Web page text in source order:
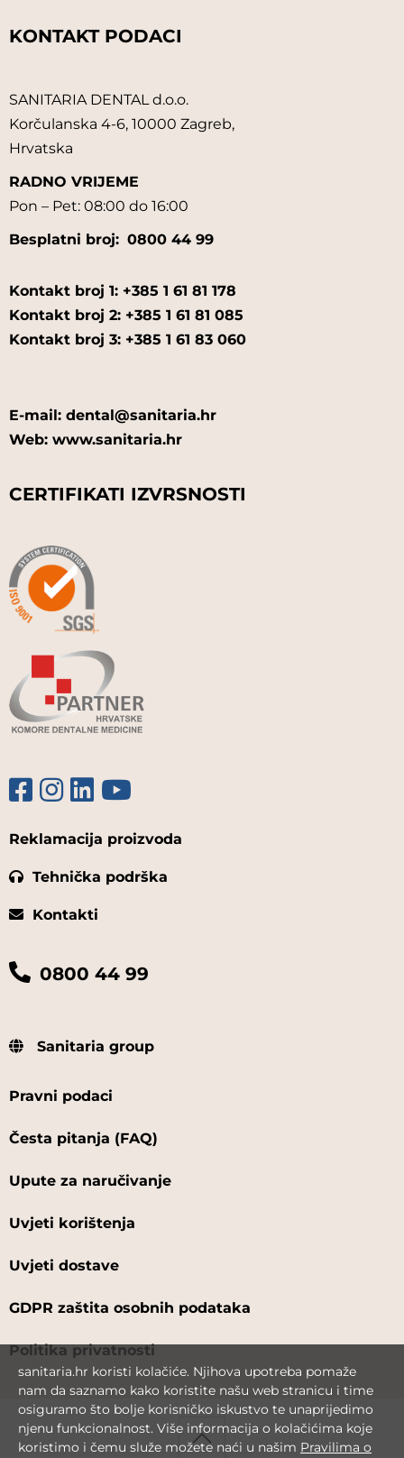
KONTAKT PODACI
SANITARIA DENTAL d.o.o.
Korčulanska 4-6, 10000 Zagreb,
Hrvatska
RADNO VRIJEME
Pon – Pet: 08:00 do 16:00
Besplatni broj: 0800 44 99
Kontakt broj 1: +385 1 61 81 178
Kontakt broj 2: +385 1 61 81 085
Kontakt broj 3: +385 1 61 83 060
E-mail: dental@sanitaria.hr
Web: www.sanitaria.hr
CERTIFIKATI IZVRSNOSTI
Reklamacija proizvoda
Tehnička podrška
Kontakti
0800 44 99
Sanitaria group
Pravni podaci
Česta pitanja (FAQ)
Upute za naručivanje
Uvjeti korištenja
Uvjeti dostave
GDPR zaštita osobnih podataka
Politika privatnosti
sanitaria.hr koristi kolačiće. Njihova upotreba pomaže
nam da saznamo kako koristite našu web stranicu i time
osiguramo što bolje korisničko iskustvo te unaprijedimo
njenu funkcionalnost. Više informacija o kolačićima koje
koristimo i čemu služe možete naći u našim Pravilima o